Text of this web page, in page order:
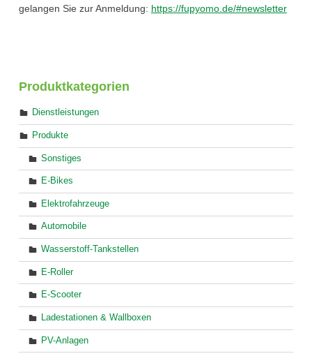
gelangen Sie zur Anmeldung: https://fupyomo.de/#newsletter
Produktkategorien
Dienstleistungen
Produkte
Sonstiges
E-Bikes
Elektrofahrzeuge
Automobile
Wasserstoff-Tankstellen
E-Roller
E-Scooter
Ladestationen & Wallboxen
PV-Anlagen